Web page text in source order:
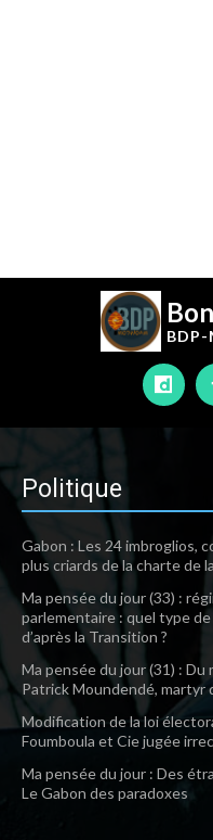
BDP-
Politique
Gabon : Les 24 imbroglios,
plus criards de la charte de
Ma pensée du jour (33) :
parlementaire : quel type
d’après la Transition ?
Ma pensée du jour (31) :
Patrick Moundendé, martyr
Modification de la loi
Foumboula et Cie jugée
Ma pensée du jour : Des
Le Gabon des paradoxes